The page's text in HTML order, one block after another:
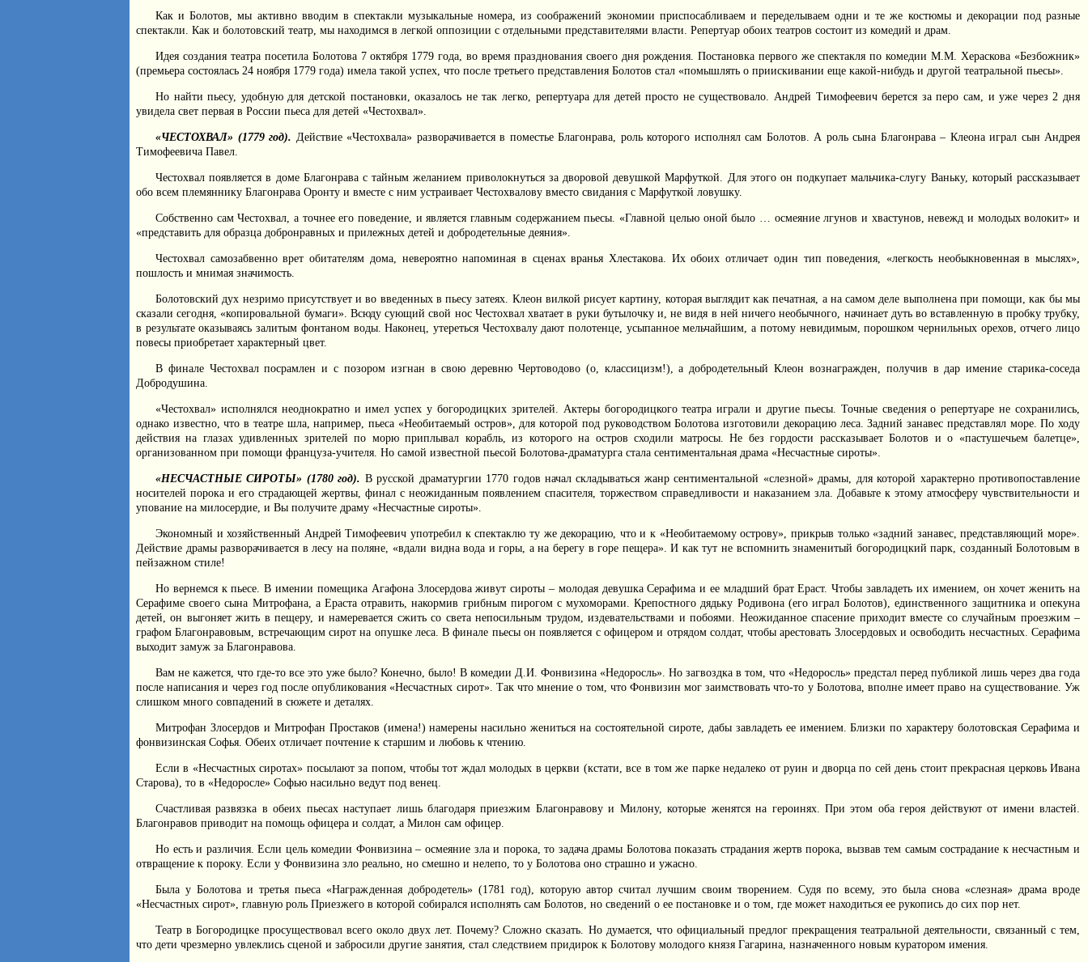
Как и Болотов, мы активно вводим в спектакли музыкальные номера, из соображений экономии приспосабливаем и переделываем одни и те же костюмы и декорации под разные
спектакли. Как и болотовский театр, мы находимся в легкой оппозиции с отдельными представителями власти. Репертуар обоих театров состоит из комедий и драм.
Идея создания театра посетила Болотова 7 октября 1779 года, во время празднования своего дня рождения. Постановка первого же спектакля по комедии М.М. Хераскова «Безбожник»
(премьера состоялась 24 ноября 1779 года) имела такой успех, что после третьего представления Болотов стал «помышлять о приискивании еще какой-нибудь и другой театральной пьесы».
Но найти пьесу, удобную для детской постановки, оказалось не так легко, репертуара для детей просто не существовало. Андрей Тимофеевич берется за перо сам, и уже через 2 дня
увидела свет первая в России пьеса для детей «Честохвал».
«ЧЕСТОХВАЛ» (1779 год). Действие «Честохвала» разворачивается в поместье Благонрава, роль которого исполнял сам Болотов. А роль сына Благонрава – Клеона играл сын Андрея
Тимофеевича Павел.
Честохвал появляется в доме Благонрава с тайным желанием приволокнуться за дворовой девушкой Марфуткой. Для этого он подкупает мальчика-слугу Ваньку, который рассказывает
обо всем племяннику Благонрава Оронту и вместе с ним устраивает Честохвалову вместо свидания с Марфуткой ловушку.
Собственно сам Честохвал, а точнее его поведение, и является главным содержанием пьесы. «Главной целью оной было … осмеяние лгунов и хвастунов, невежд и молодых волокит» и
«представить для образца добронравных и прилежных детей и добродетельные деяния».
Честохвал самозабвенно врет обитателям дома, невероятно напоминая в сценах вранья Хлестакова. Их обоих отличает один тип поведения, «легкость необыкновенная в мыслях»,
пошлость и мнимая значимость.
Болотовский дух незримо присутствует и во введенных в пьесу затеях. Клеон вилкой рисует картину, которая выглядит как печатная, а на самом деле выполнена при помощи, как бы мы
сказали сегодня, «копировальной бумаги». Всюду сующий свой нос Честохвал хватает в руки бутылочку и, не видя в ней ничего необычного, начинает дуть во вставленную в пробку трубку,
в результате оказываясь залитым фонтаном воды. Наконец, утереться Честохвалу дают полотенце, усыпанное мельчайшим, а потому невидимым, порошком чернильных орехов, отчего лицо
повесы приобретает характерный цвет.
В финале Честохвал посрамлен и с позором изгнан в свою деревню Чертоводово (о, классицизм!), а добродетельный Клеон вознагражден, получив в дар имение старика-соседа
Добродушина.
«Честохвал» исполнялся неоднократно и имел успех у богородицких зрителей. Актеры богородицкого театра играли и другие пьесы. Точные сведения о репертуаре не сохранились,
однако известно, что в театре шла, например, пьеса «Необитаемый остров», для которой под руководством Болотова изготовили декорацию леса. Задний занавес представлял море. По ходу
действия на глазах удивленных зрителей по морю приплывал корабль, из которого на остров сходили матросы. Не без гордости рассказывает Болотов и о «пастушечьем балетце»,
организованном при помощи француза-учителя. Но самой известной пьесой Болотова-драматурга стала сентиментальная драма «Несчастные сироты».
«НЕСЧАСТНЫЕ СИРОТЫ» (1780 год). В русской драматургии 1770 годов начал складываться жанр сентиментальной «слезной» драмы, для которой характерно противопоставление
носителей порока и его страдающей жертвы, финал с неожиданным появлением спасителя, торжеством справедливости и наказанием зла. Добавьте к этому атмосферу чувствительности и
упование на милосердие, и Вы получите драму «Несчастные сироты».
Экономный и хозяйственный Андрей Тимофеевич употребил к спектаклю ту же декорацию, что и к «Необитаемому острову», прикрыв только «задний занавес, представляющий море».
Действие драмы разворачивается в лесу на поляне, «вдали видна вода и горы, а на берегу в горе пещера». И как тут не вспомнить знаменитый богородицкий парк, созданный Болотовым в
пейзажном стиле!
Но вернемся к пьесе. В имении помещика Агафона Злосердова живут сироты – молодая девушка Серафима и ее младший брат Ераст. Чтобы завладеть их имением, он хочет женить на
Серафиме своего сына Митрофана, а Ераста отравить, накормив грибным пирогом с мухоморами. Крепостного дядьку Родивона (его играл Болотов), единственного защитника и опекуна
детей, он выгоняет жить в пещеру, и намеревается сжить со света непосильным трудом, издевательствами и побоями. Неожиданное спасение приходит вместе со случайным проезжим –
графом Благонравовым, встречающим сирот на опушке леса. В финале пьесы он появляется с офицером и отрядом солдат, чтобы арестовать Злосердовых и освободить несчастных. Серафима
выходит замуж за Благонравова.
Вам не кажется, что где-то все это уже было? Конечно, было! В комедии Д.И. Фонвизина «Недоросль». Но загвоздка в том, что «Недоросль» предстал перед публикой лишь через два года
после написания и через год после опубликования «Несчастных сирот». Так что мнение о том, что Фонвизин мог заимствовать что-то у Болотова, вполне имеет право на существование. Уж
слишком много совпадений в сюжете и деталях.
Митрофан Злосердов и Митрофан Простаков (имена!) намерены насильно жениться на состоятельной сироте, дабы завладеть ее имением. Близки по характеру болотовская Серафима и
фонвизинская Софья. Обеих отличает почтение к старшим и любовь к чтению.
Если в «Несчастных сиротах» посылают за попом, чтобы тот ждал молодых в церкви (кстати, все в том же парке недалеко от руин и дворца по сей день стоит прекрасная церковь Ивана
Старова), то в «Недоросле» Софью насильно ведут под венец.
Счастливая развязка в обеих пьесах наступает лишь благодаря приезжим Благонравову и Милону, которые женятся на героинях. При этом оба героя действуют от имени властей.
Благонравов приводит на помощь офицера и солдат, а Милон сам офицер.
Но есть и различия. Если цель комедии Фонвизина – осмеяние зла и порока, то задача драмы Болотова показать страдания жертв порока, вызвав тем самым сострадание к несчастным и
отвращение к пороку. Если у Фонвизина зло реально, но смешно и нелепо, то у Болотова оно страшно и ужасно.
Была у Болотова и третья пьеса «Награжденная добродетель» (1781 год), которую автор считал лучшим своим творением. Судя по всему, это была снова «слезная» драма вроде
«Несчастных сирот», главную роль Приезжего в которой собирался исполнять сам Болотов, но сведений о ее постановке и о том, где может находиться ее рукопись до сих пор нет.
Театр в Богородицке просуществовал всего около двух лет. Почему? Сложно сказать. Но думается, что официальный предлог прекращения театральной деятельности, связанный с тем,
что дети чрезмерно увлеклись сценой и забросили другие занятия, стал следствием придирок к Болотову молодого князя Гагарина, назначенного новым куратором имения.